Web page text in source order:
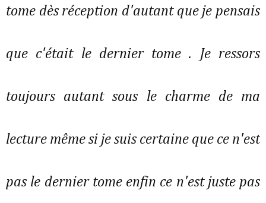
tome dès réception d'autant que je pensais
que c'était le dernier tome . Je ressors
toujours autant sous le charme de ma
lecture même si je suis certaine que ce n'est
pas le dernier tome enfin ce n'est juste pas